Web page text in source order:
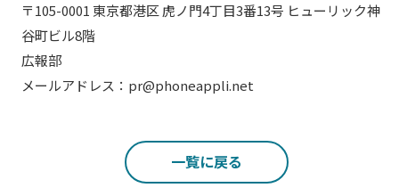
〒105-0001 東京都港区 虎ノ門4丁目3番13号 ヒューリック神
谷町ビル8階
広報部
メールアドレス：pr@phoneappli.net
一覧に戻る